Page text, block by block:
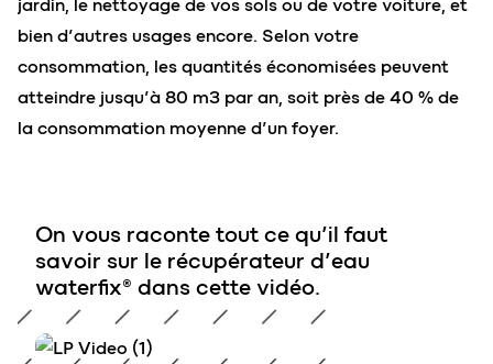
jardin, le nettoyage de vos sols ou de votre voiture, et
bien d’autres usages encore. Selon votre
consommation, les quantités économisées peuvent
atteindre jusqu’à 80 m3 par an, soit près de 40 % de
la consommation moyenne d’un foyer.
On vous raconte tout ce qu’il faut
savoir sur le récupérateur d’eau
waterfix® dans cette vidéo.